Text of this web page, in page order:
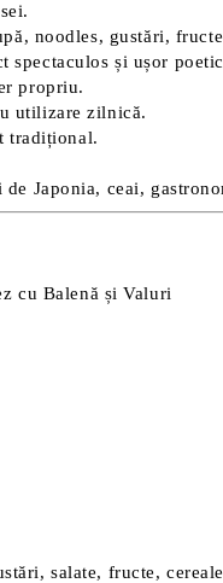
noodles, gustări,
spectaculos și ușor
propriu.
utilizare zilnică.
tradițional.
Japonia, ceai,
cu Balenă și Valuri
salate, fructe,